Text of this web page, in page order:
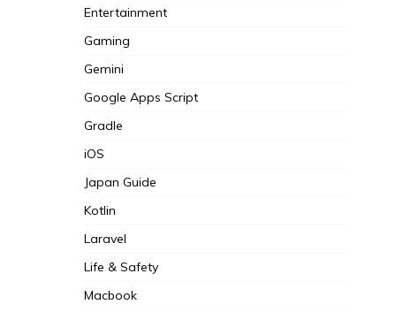
Entertainment
Gaming
Gemini
Google Apps Script
Gradle
iOS
Japan Guide
Kotlin
Laravel
Life & Safety
Macbook